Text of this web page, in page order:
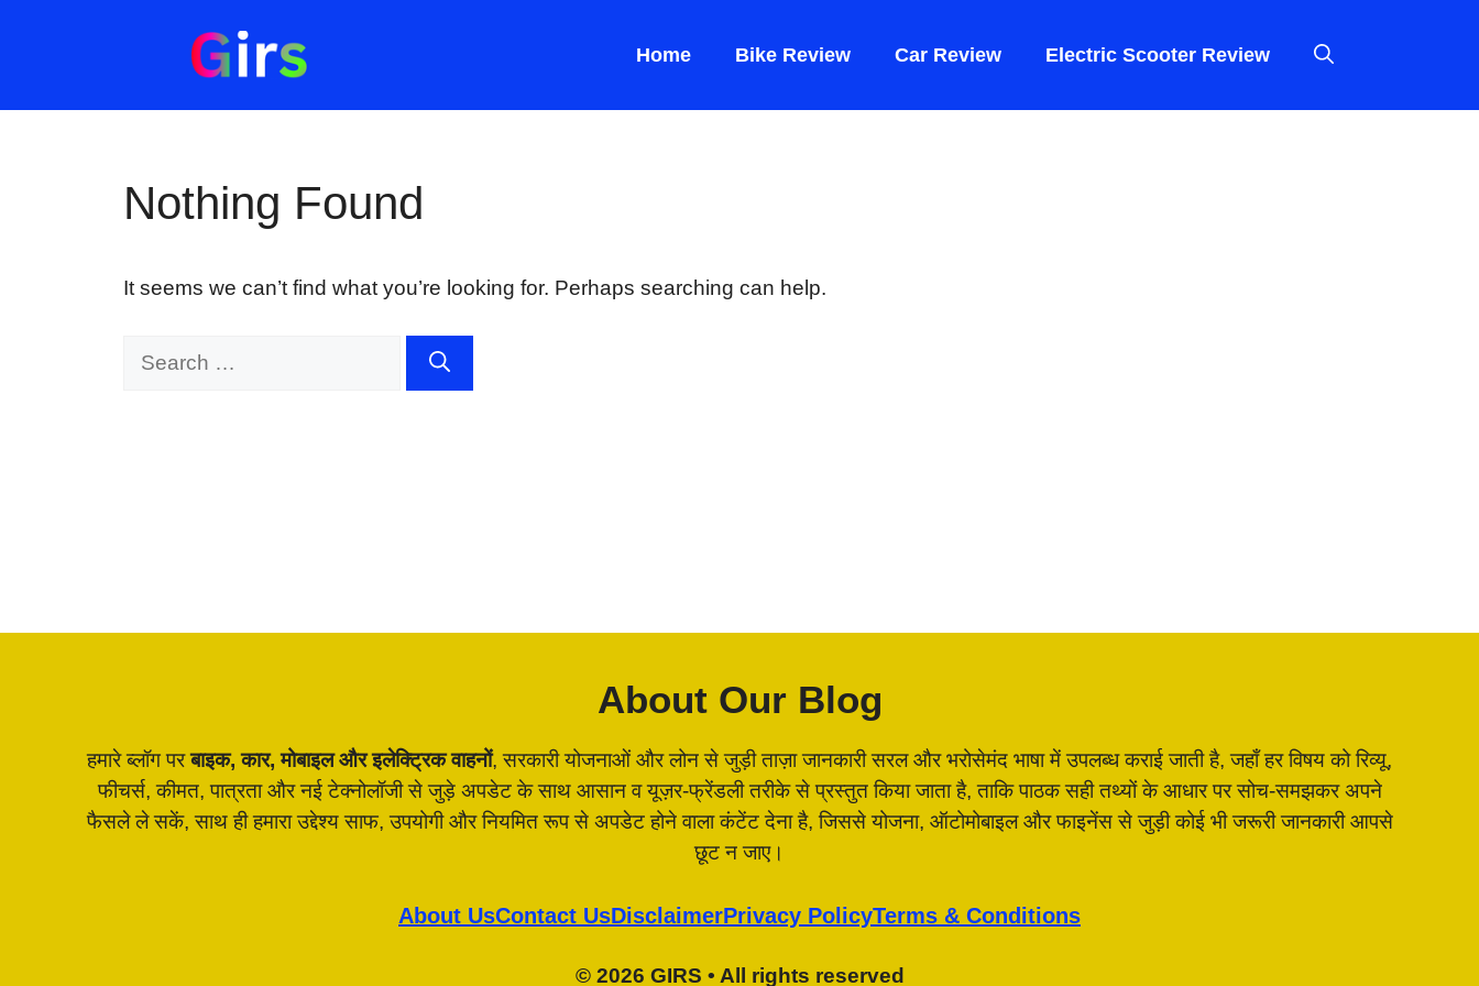
Home Bike Review Car Review Electric Scooter Review
Nothing Found
It seems we can’t find what you’re looking for. Perhaps searching can help.
About Our Blog
हमारे ब्लॉग परबाइक, कार, मोबाइल और इलेक्ट्रिक वाहनों, सरकारी योजनाओं और लोन से जुड़ी ताज़ा जानकारी सरल और भरोसेमंद भाषा में उपलब्ध कराई जाती है, जहाँ हर विषय को रिव्यू,
फीचर्स, कीमत, पात्रता और नई टेक्नोलॉजी से जुड़े अपडेट के साथ आसान व यूज़र-फ्रेंडली तरीके से प्रस्तुत किया जाता है, ताकि पाठक सही तथ्यों के आधार पर सोच-समझकर अपने
फैसले ले सकें, साथ ही हमारा उद्देश्य साफ, उपयोगी और नियमित रूप से अपडेट होने वाला कंटेंट देना है, जिससे योजना, ऑटोमोबाइल और फाइनेंस से जुड़ी कोई भी जरूरी जानकारी आपसे
छूट न जाए।
About UsContact UsDisclaimerPrivacy PolicyTerms & Conditions
© 2026 GIRS • All rights reserved